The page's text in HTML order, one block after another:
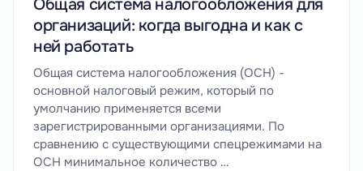
Общая система налогообложения для
организаций: когда выгодна и как с
ней работать
Общая система налогообложения (ОСН) -
основной налоговый режим, который по
умолчанию применяется всеми
зарегистрированными организациями. По
сравнению с существующими спецрежимами на
ОСН минимальное количество …